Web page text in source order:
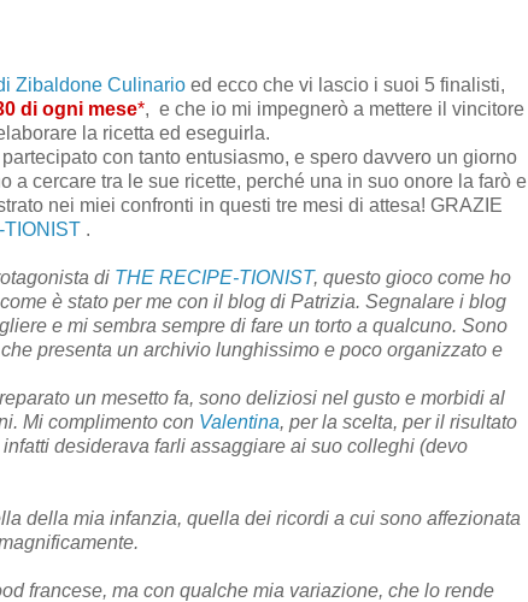
Zibaldone Culinario ed ecco che vi lascio i suoi 5 finalisti,
di ogni mese*, e che io mi impegnerò a mettere il vincitore
la ricetta ed eseguirla.
con tanto entusiasmo, e spero davvero un giorno
a cercare tra le sue ricette, perché una in suo onore la farò e
nei miei confronti in questi tre mesi di attesa! GRAZIE
.
di THE RECIPE-TIONIST, questo gioco come ho
è stato per me con il blog di Patrizia. Segnalare i blog
e mi sembra sempre di fare un torto a qualcuno. Sono
presenta un archivio lunghissimo e poco organizzato e
un mesetto fa, sono deliziosi nel gusto e morbidi al
Mi complimento con Valentina, per la scelta, per il risultato
desiderava farli assaggiare ai suo colleghi (devo
della mia infanzia, quella dei ricordi a cui sono affezionata
francese, ma con qualche mia variazione, che lo rende